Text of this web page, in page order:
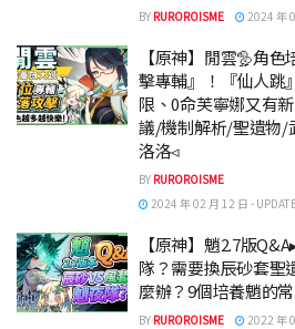
BY RUROROISME 2024 年
【原神】閒雲🦤角
擊專輔』！『仙人跳
限、0命芙寧娜又有
議/機制解析/聖遺物/
洛洛◃
BY RUROROISME
2024 年 02 月 12 日 -
【原神】魈2.7版
隊？需要換辰砂套聖
麼辦？9個培養魈的
BY RUROROISME 2022 年